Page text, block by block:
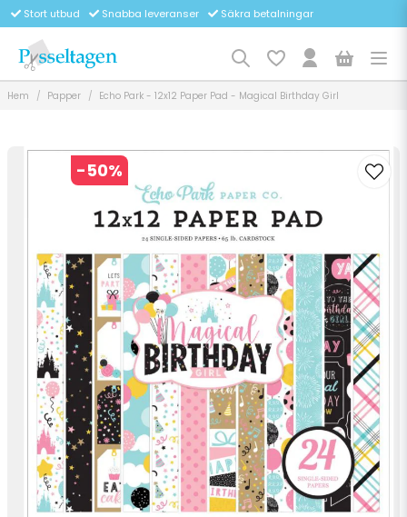
Stort utbud Snabba leveranser Säkra betalningar
Hem Papper Echo Park - 12x12 Paper Pad - Magical Birthday Girl
-50%